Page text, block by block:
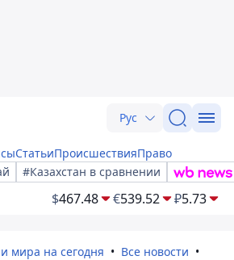
Рус
СтатьиПроисшествияПраво
#Казахстан в сравнении
$467.48 €539.52 ₽5.73
мира на сегодня
Все новости